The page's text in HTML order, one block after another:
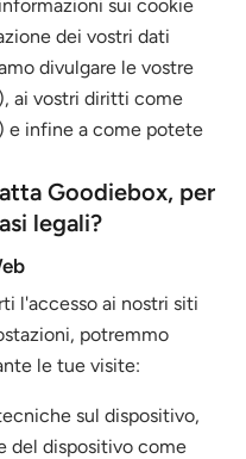
sui cookie
dei vostri dati
divulgare le vostre
ai vostri diritti come
e infine a come potete
Goodiebox, per
legali?
l'accesso ai nostri siti
potremmo
le tue visite:
sul dispositivo,
del dispositivo come